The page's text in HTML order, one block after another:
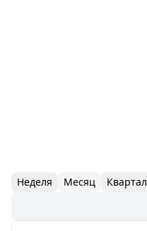
Неделя Месяц Квартал